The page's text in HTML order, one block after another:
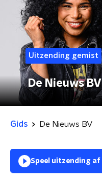
Uitzending gemist
De Nieuws BV
Gids De Nieuws BV
Speel uitzending af